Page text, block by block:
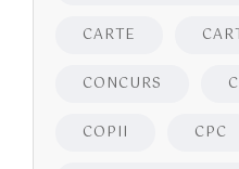
CARTE
CONCURS
COPII CPC